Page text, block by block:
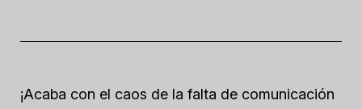
¡Acaba con el caos de la falta de comunicación